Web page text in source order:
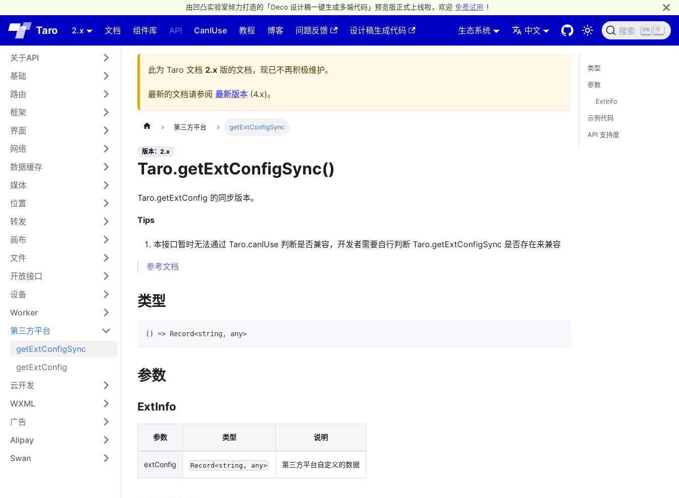
由凹凸实验室倾力打造的「Deco 设计稿一键生成多端代码」预览版正式上线啦，欢迎 免费试用 ！
Taro 2.x 文档 组件库 API CanIUse 教程 博客 问题反馈 设计稿生成代码 生态系统 中文 搜索 K
关于API
基础
路由
框架
界面
网络
数据缓存
媒体
位置
转发
画布
文件
开放接口
设备
Worker
第三方平台
getExtConfigSync
getExtConfig
云开发
WXML
广告
Alipay
Swan
此为 Taro 文档 2.x 版的文档，现已不再积极维护。
最新的文档请参阅 最新版本 (4.x)。
第三方平台 getExtConfigSync
版本：2.x
Taro.getExtConfigSync()
Taro.getExtConfig 的同步版本。
Tips
本接口暂时无法通过 Taro.canIUse 判断是否兼容，开发者需要自行判断 Taro.getExtConfigSync 是否存在来兼容
参考文档
类型
( ) => Record<string, any>
参数
ExtInfo
参数 类型 说明
extConfig Record<string, any> 第三方平台自定义的数据
类型
参数
ExtInfo
示例代码
API 支持度